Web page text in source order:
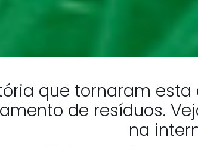
que tornaram
de resíduos.
na